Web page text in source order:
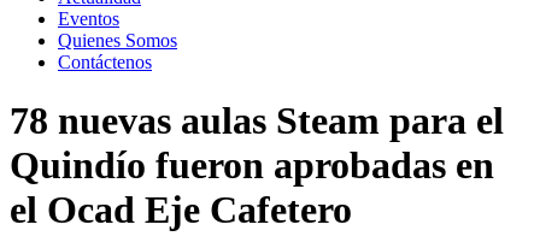
Eventos
Quienes Somos
Contáctenos
78 nuevas aulas Steam para el
Quindío fueron aprobadas en
el Ocad Eje Cafetero